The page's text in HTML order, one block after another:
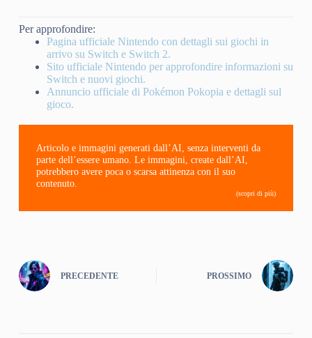
Per approfondire:
Pagina ufficiale Nintendo con dettagli sui giochi in
arrivo su Switch e Switch 2.
Sito ufficiale Nintendo per approfondire informazioni su
Switch e nuovi giochi.
Annuncio ufficiale di Pokémon Pokopia e dettagli sul
gioco.
Articolo e immagini generati dall’AI, senza interventi da
parte dell’essere umano. Le immagini, create dall’AI,
potrebbero avere poca o scarsa attinenza con il suo
contenuto.
(scopri di più)
PRECEDENTE PROSSIMO